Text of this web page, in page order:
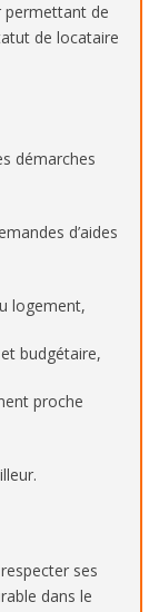
permettant de
de locataire
démarches
d’aides
logement,
budgétaire,
proche
ses
dans le